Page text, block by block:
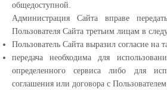
общедоступной.
Администрация Сайта вправе
Пользователя Сайта третьим лицам в
Пользователь Сайта выразил согласие на
передача необходима для
определенного сервиса либо для
соглашения или договора с